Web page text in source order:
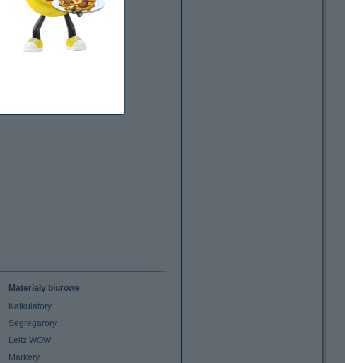
Materiały biurowe
Kalkulatory
Segregarory
Leitz WOW
Markery